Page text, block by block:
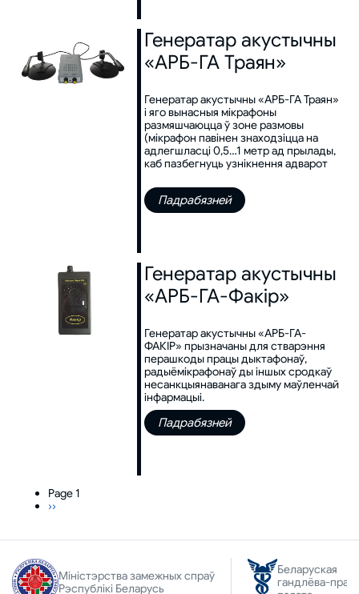
Генератар акустычны
«АРБ-ГА Траян»
Генератар акустычны «АРБ-ГА Траян»
і яго вынасныя мікрафоны
размяшчаюцца ў зоне размовы
(мікрафон павінен знаходзіцца на
адлегшласці 0,5…1 метр ад прылады,
каб пазбегнуць узнікнення адварот
Падрабязней
Генератар акустычны
«АРБ-ГА-Факір»
Генератар акустычны «АРБ-ГА-
ФАКІР» прызначаны для стварэння
перашкоды працы дыктафонаў,
радыёмікрафонаў ды іншых сродкаў
несанкцыянаванага здыму маўленчай
інфармацыі.
Падрабязней
Pagination
Page 1
Next
››
Міністэрства замежных спраў
Рэспублікі Беларусь
Беларуская
гандлёва-